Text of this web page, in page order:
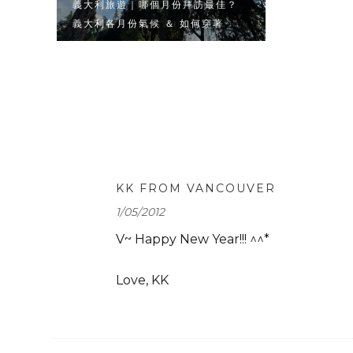
義大利旅遊｜哪個月份拜訪最佳？
義大利各月份氣候 ＆ 如何穿著
KK FROM VANCOUVER
1/05/2012
V~ Happy New Year!!! ^^*
Love, KK